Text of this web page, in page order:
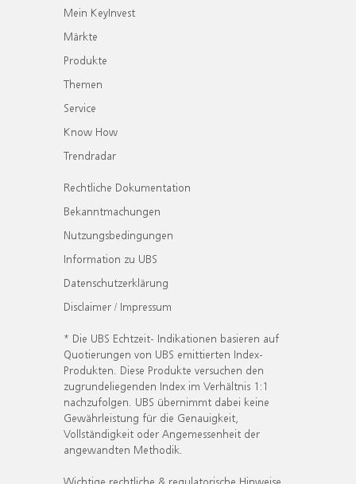
Mein KeyInvest
Märkte
Produkte
Themen
Service
Know How
Trendradar
Rechtliche Dokumentation
Bekanntmachungen
Nutzungsbedingungen
Information zu UBS
Datenschutzerklärung
Disclaimer / Impressum
* Die UBS Echtzeit- Indikationen basieren auf
Quotierungen von UBS emittierten Index-
Produkten. Diese Produkte versuchen den
zugrundeliegenden Index im Verhältnis 1:1
nachzufolgen. UBS übernimmt dabei keine
Gewährleistung für die Genauigkeit,
Vollständigkeit oder Angemessenheit der
angewandten Methodik.